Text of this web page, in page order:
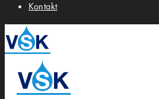
Kontakt